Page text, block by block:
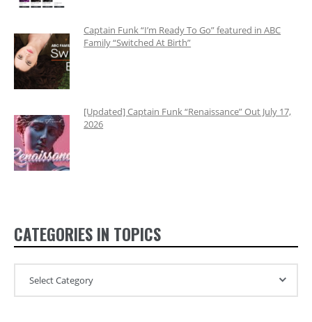
Captain Funk “I’m Ready To Go” featured in ABC
Family “Switched At Birth”
[Updated] Captain Funk “Renaissance” Out July 17,
2026
CATEGORIES IN TOPICS